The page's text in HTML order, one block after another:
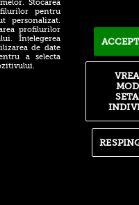
mărul discordiei
Real Madrid și
El Clasico se
pe piața transferurilor
italiană după ce a fost
Stocarea
pentru
personalizat.
profilurilor
Înțelegerea
de date
a selecta